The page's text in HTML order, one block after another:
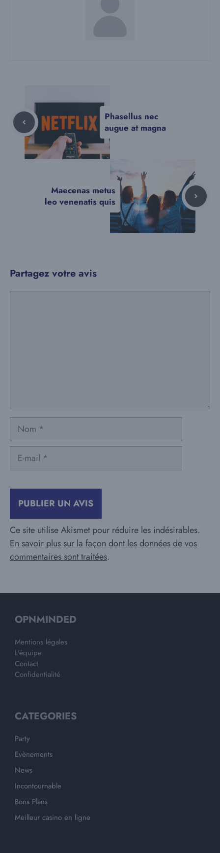
Phasellus nec
augue at magna
Maecenas metus
leo venenatis quis
Partagez votre avis
Nom
Ce site utilise Akismet pour réduire les indésirables.
En savoir plus sur la façon dont les données de vos
commentaires sont traitées.
OPNMINDED
Mentions légales
L'équipe
Contact
Confidentialité
CATEGORIES
Party
Evènements
News
Incontournable
Bons Plans
Meilleur casino en ligne